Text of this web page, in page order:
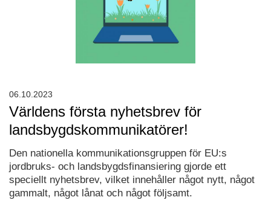
Världens första nyhetsbrev för
landsbygdskommunikatörer!
Den nationella kommunikationsgruppen för EU:s
jordbruks- och landsbygdsfinansiering gjorde ett
speciellt nyhetsbrev, vilket innehåller något nytt, något
gammalt, något lånat och något följsamt.
06.10.2023